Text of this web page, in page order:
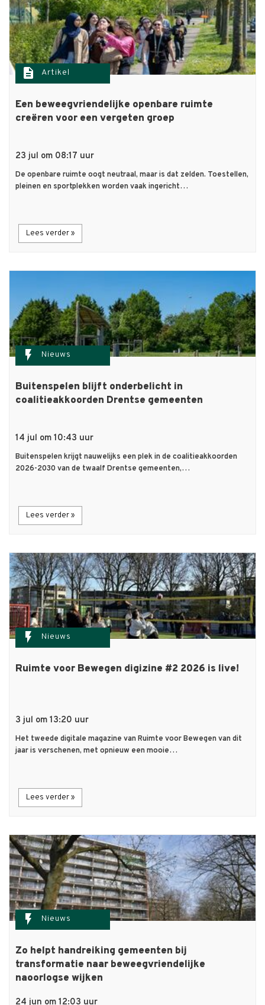
description Artikel
Een beweegvriendelijke openbare ruimte
creëren voor een vergeten groep
23 jul om 08:17 uur
De openbare ruimte oogt neutraal, maar is dat zelden. Toestellen,
pleinen en sportplekken worden vaak ingericht…
Lees verder »
flash_on Nieuws
Buitenspelen blijft onderbelicht in
coalitieakkoorden Drentse gemeenten
14 jul om 10:43 uur
Buitenspelen krijgt nauwelijks een plek in de coalitieakkoorden
2026-2030 van de twaalf Drentse gemeenten,…
Lees verder »
flash_on Nieuws
Ruimte voor Bewegen digizine #2 2026 is live!
3 jul om 13:20 uur
Het tweede digitale magazine van Ruimte voor Bewegen van dit
jaar is verschenen, met opnieuw een mooie…
Lees verder »
flash_on Nieuws
Zo helpt handreiking gemeenten bij
transformatie naar beweegvriendelijke
naoorlogse wijken
24 jun om 12:03 uur